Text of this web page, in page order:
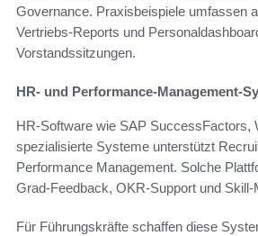
Governance. Praxisbeispiele umfassen
Vertriebs-Reports und
Vorstandssitzungen.
HR- und Performance-Management-
HR-Software wie SAP SuccessFactors,
spezialisierte Systeme unterstützt
Performance Management. Solche
Grad-Feedback, OKR-Support und Skill-
Für Führungskräfte schaffen diese